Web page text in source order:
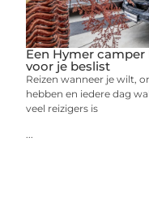
Een Hymer
voor je beslist
Reizen wanneer je wilt,
hebben en iedere dag
veel reizigers is